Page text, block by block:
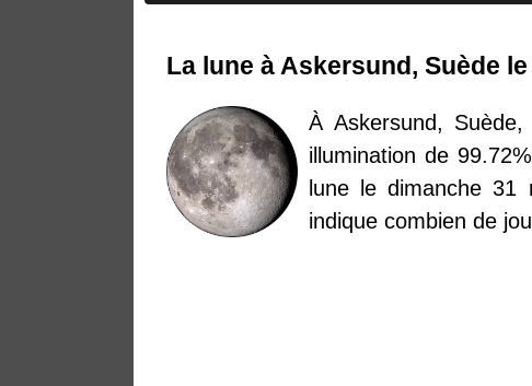
La lune à Askersund, Suède
À Askersund,
illumination de
lune le dimanche
indique combien de